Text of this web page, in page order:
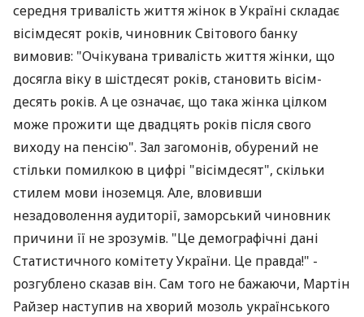
середня тривалість життя жінок в Україні складає
вісімдесят років, чиновник Світового банку
вимовив: "Очікувана тривалість життя жінки, що
досягла віку в шістдесят років, становить вісім-
десять років. А це означає, що така жінка цілком
може прожити ще двадцять років після свого
виходу на пенсію". Зал загомонів, обурений не
стільки помилкою в цифрі "вісімдесят", скільки
стилем мови іноземця. Але, вловивши
незадоволення аудиторії, заморський чиновник
причини її не зрозумів. "Це демографічні дані
Статистичного комітету України. Це правда!" -
розгублено сказав він. Сам того не бажаючи, Мартін
Райзер наступив на хворий мозоль українського